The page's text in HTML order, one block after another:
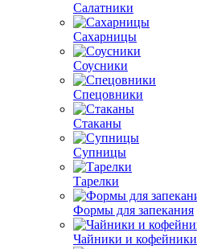
Салатники
Сахарницы
Соусники
Спецовники
Стаканы
Супницы
Тарелки
Формы для запекания
Чайники и кофейники